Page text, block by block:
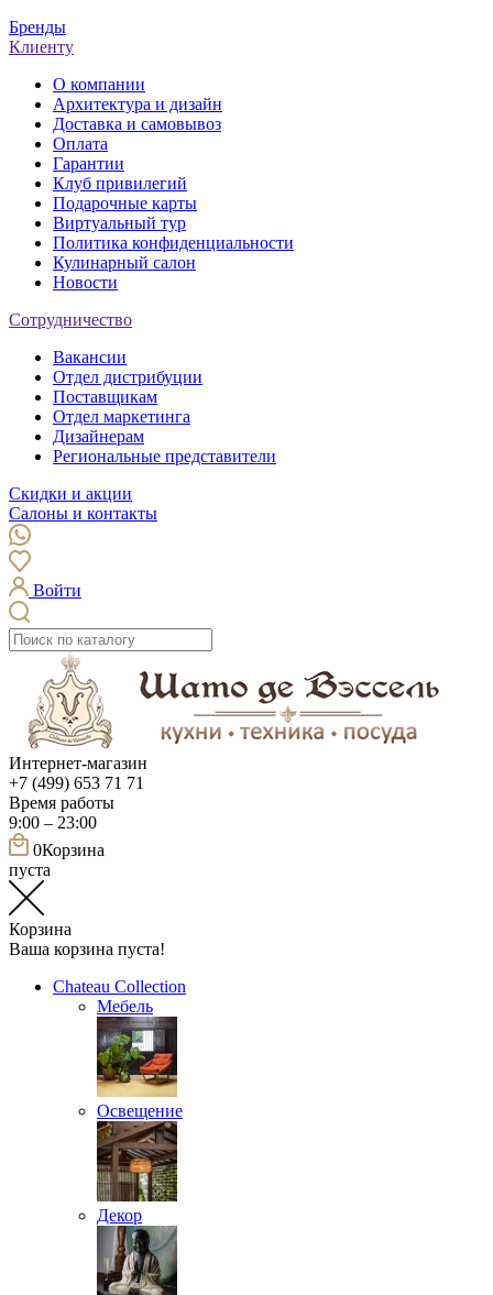
Бренды
Клиенту
О компании
Архитектура и дизайн
Доставка и самовывоз
Оплата
Гарантии
Клуб привилегий
Подарочные карты
Виртуальный тур
Политика конфиденциальности
Кулинарный салон
Новости
Сотрудничество
Вакансии
Отдел дистрибуции
Поставщикам
Отдел маркетинга
Дизайнерам
Региональные представители
Скидки и акции
Салоны и контакты
Войти
Интернет-магазин
+7 (499) 653 71 71
Время работы
9:00 – 23:00
0Корзина
пуста
Корзина
Ваша корзина пуста!
Chateau Collection
Мебель
Освещение
Декор